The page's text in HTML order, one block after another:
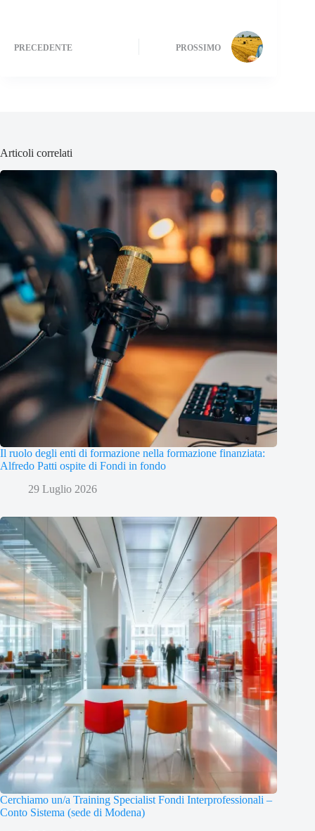
PRECEDENTE PROSSIMO
Articoli correlati
Il ruolo degli enti di formazione nella formazione finanziata:
Alfredo Patti ospite di Fondi in fondo
29 Luglio 2026
Cerchiamo un/a Training Specialist Fondi Interprofessionali –
Conto Sistema (sede di Modena)